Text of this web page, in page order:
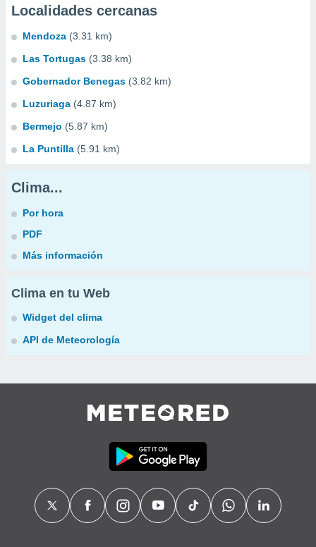
Localidades cercanas
Mendoza (3.31 km)
Las Tortugas (3.38 km)
Gobernador Benegas (3.82 km)
Luzuriaga (4.87 km)
Bermejo (5.87 km)
La Puntilla (5.91 km)
Clima...
Por hora
PDF
Más información
Clima en tu Web
Widget del clima
API de Meteorología